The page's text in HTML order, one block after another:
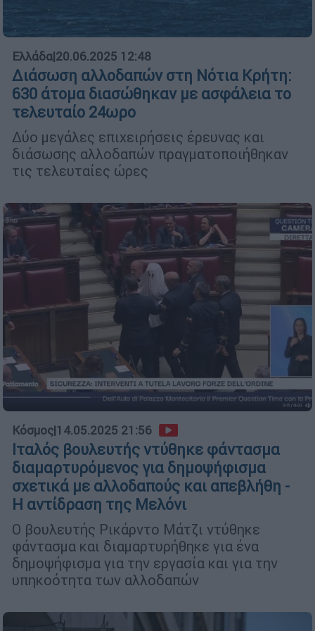
Ελλάδα|20.06.2025 12:48
Διάσωση αλλοδαπών στη Νότια Κρήτη:
630 άτομα διασώθηκαν με ασφάλεια το
τελευταίο 24ωρο
Δύο μεγάλες επιχειρήσεις έρευνας και
διάσωσης αλλοδαπών πραγματοποιήθηκαν
τις τελευταίες ώρες
Κόσμος|14.05.2025 21:56
Ιταλός βουλευτής ντύθηκε φάντασμα
διαμαρτυρόμενος για δημοψήφισμα
σχετικά με αλλοδαπούς και απεβλήθη -
Η αντίδραση της Μελόνι
Ο βουλευτής Ρικάρντο Μάτζι ντύθηκε
φάντασμα και διαμαρτυρήθηκε για ένα
δημοψήφισμα για την εργασία και για την
υπηκοότητα των αλλοδαπών